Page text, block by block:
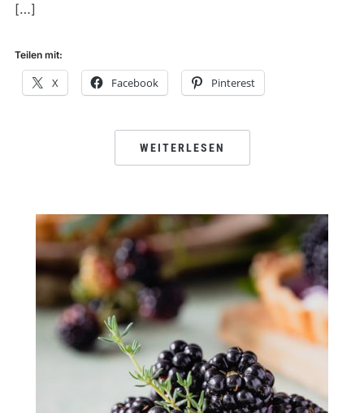
[…]
Teilen mit:
X Facebook Pinterest
WEITERLESEN